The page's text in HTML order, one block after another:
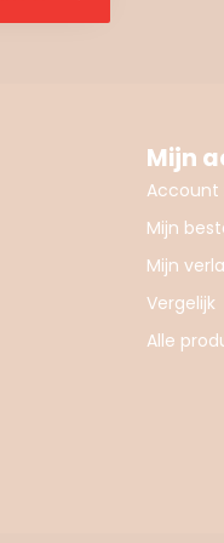
Mijn
Mijn
Mijn
Vergelijk
Alle